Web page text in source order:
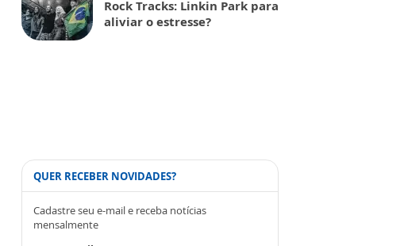
Rock Tracks: Linkin Park para
aliviar o estresse?
QUER RECEBER NOVIDADES?
Cadastre seu e-mail e receba notícias
mensalmente